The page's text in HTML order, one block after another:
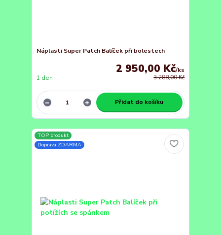
Náplasti Super Patch Balíček při bolestech
3 288,00 Kč
2 950,00 Kč/ks
1 den
Přidat do košíku
TOP produkt
Doprava ZDARMA